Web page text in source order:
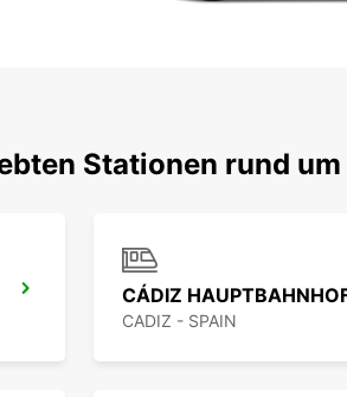
Stationen rund
CÁDIZ
CADIZ - SPAIN